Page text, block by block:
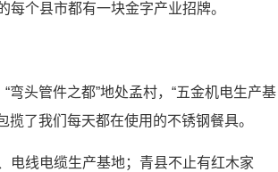
个县市都有一块金字产业招牌。
弯头管件之都”地处孟村，“五金机电生产基
揽了我们每天都在使用的不锈钢餐具。
电线电缆生产基地；青县不止有红木家